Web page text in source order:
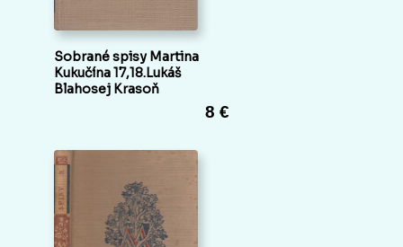
Sobrané spisy Martina
Kukučína 17,18.Lukáš
Blahosej Krasoň
8 €